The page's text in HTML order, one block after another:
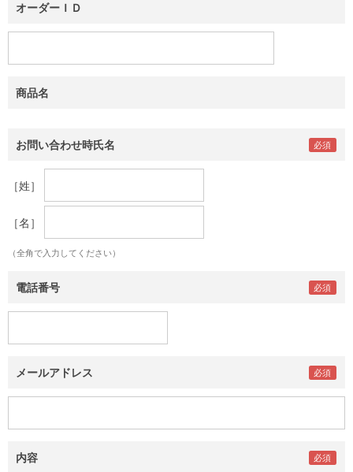
オーダーＩＤ
商品名
お問い合わせ時氏名
［姓］
［名］
（全角で入力してください）
電話番号
メールアドレス
内容